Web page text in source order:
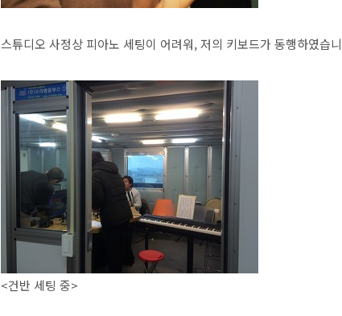
스튜디오 사정상 피아노 세팅이 어려워, 저의 키보드가 동행하였습
<건반 세팅 중>